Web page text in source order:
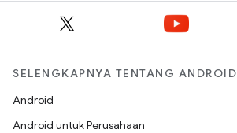
SELENGKAPNYA TENTANG ANDROID
Android
Android untuk Perusahaan